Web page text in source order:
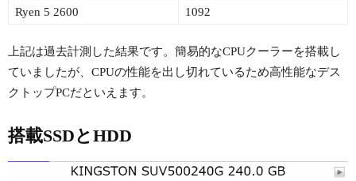
Ryen 5 2600
1092
上記は過去計測した結果です。簡易的なCPUクーラーを搭載し
ていましたが、CPUの性能を出し切れているため高性能なデス
クトップPCだといえます。
搭載SSDとHDD